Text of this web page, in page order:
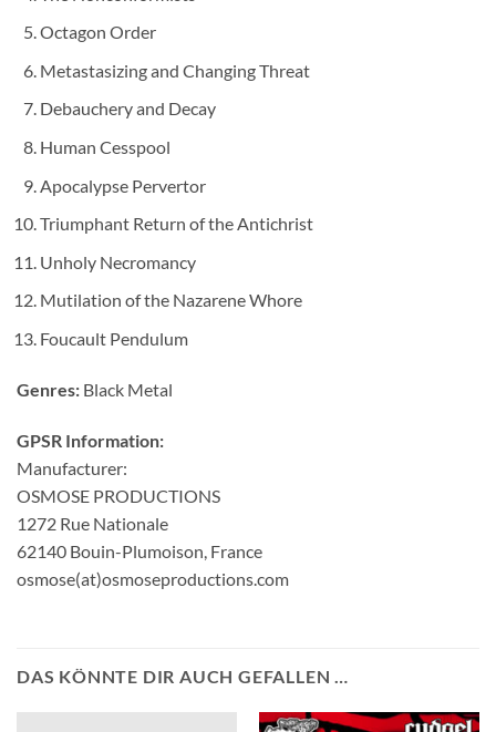
Octagon Order
Metastasizing and Changing Threat
Debauchery and Decay
Human Cesspool
Apocalypse Pervertor
Triumphant Return of the Antichrist
Unholy Necromancy
Mutilation of the Nazarene Whore
Foucault Pendulum
Genres: Black Metal
GPSR Information:
Manufacturer:
OSMOSE PRODUCTIONS
1272 Rue Nationale
62140 Bouin-Plumoison, France
osmose(at)osmoseproductions.com
DAS KÖNNTE DIR AUCH GEFALLEN …